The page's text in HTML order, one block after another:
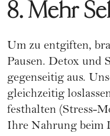
8. Mehr
Um zu entgiften,
Pausen. Detox und
gegenseitig aus.
gleichzeitig
festhalten (Stress-
Ihre Nahrung beim